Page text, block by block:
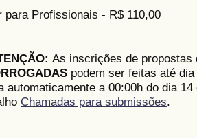
para Profissionais - R$ 110,00
As inscrições de
podem ser feitas até
automaticamente a 00:00h do dia
Chamadas para submissões.